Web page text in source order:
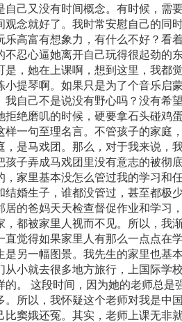
自己又没有时间概念。有时候，需
观念就好了。我时常安慰自己的同
乐高富有想象力，有什么不好？看
不忍心逼她离开自己玩得很起劲的
是，她在上课啊，想到这里，我都
小提琴啊。如果只是为了个音乐启
我自己不是说没有野心吗？没有希
拒绝磨叽的时候，硬要拿石头碰鸡
样一句至理名言。不管孩子的家庭
，是马戏团。那么，对于我来说，
孩子弄成马戏团里没有意志的被彻
，家里基本没怎么管过我的学习和
结婚生子，谁都没管过，甚至都极
居的爸妈天天检查督促作业和学习
，都被家里人视而不见。所以，我
直觉得如果家里人有那么一点点在
是另一幅图景。我先生的家里也基
从小就去很多地方旅行，上国际学
的。 这段时间，因为她的老师总是
。所以，我怀疑这个老师对我是中
比窦娥还冤。其实，老师上课无非